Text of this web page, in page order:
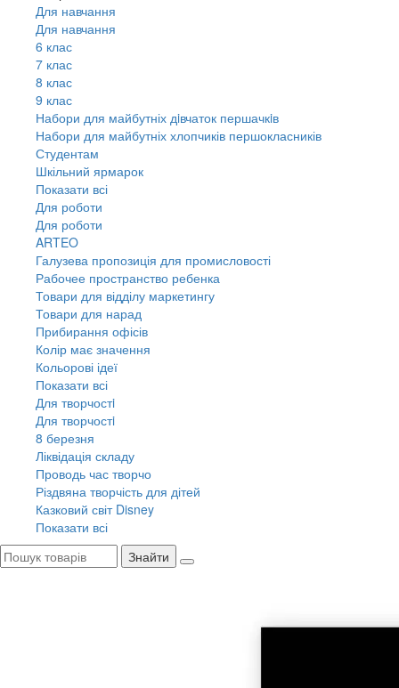
Для навчання
Для навчання
6 клас
7 клас
8 клас
9 клас
Набори для майбутніх дiвчаток першачкiв
Набори для майбутніх хлопчиків першокласників
Студентам
Шкільний ярмарок
Показати всі
Для роботи
Для роботи
ARTEO
Галузева пропозиція для промисловості
Рабочее пространство ребенка
Товари для відділу маркетингу
Товари для нарад
Прибирання офісів
Колір має значення
Кольорові ідеї
Показати всі
Для творчостi
Для творчостi
8 березня
Ліквідація складу
Проводь час творчо
Різдвяна творчість для дітей
Казковий світ Disney
Показати всі
Знайти